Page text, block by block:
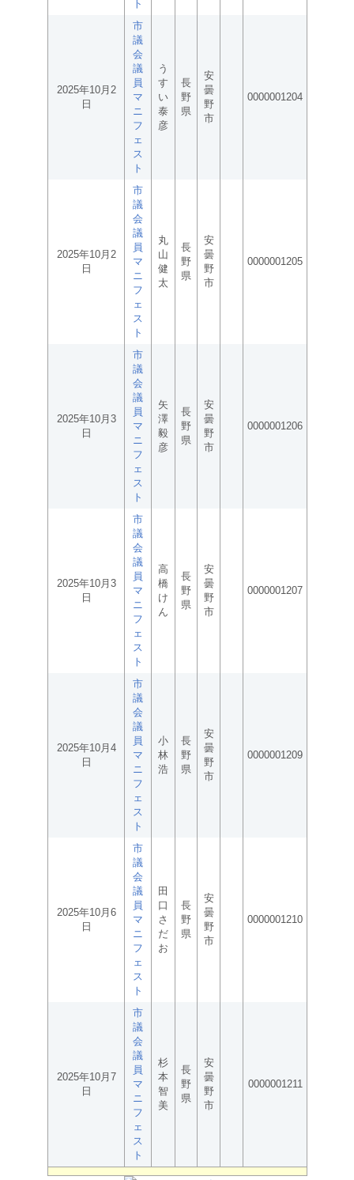
ト
2025年10月2
日
市
議
会
議
員
マ
ニ
フ
ェ
ス
ト
う
す
い
泰
彦
長
野
県
安
曇
野
市
0000001204
2025年10月2
日
市
議
会
議
員
マ
ニ
フ
ェ
ス
ト
丸
山
健
太
長
野
県
安
曇
野
市
0000001205
2025年10月3
日
市
議
会
議
員
マ
ニ
フ
ェ
ス
ト
矢
澤
毅
彦
長
野
県
安
曇
野
市
0000001206
2025年10月3
日
市
議
会
議
員
マ
ニ
フ
ェ
ス
ト
高
橋
け
ん
長
野
県
安
曇
野
市
0000001207
2025年10月4
日
市
議
会
議
員
マ
ニ
フ
ェ
ス
ト
小
林
浩
長
野
県
安
曇
野
市
0000001209
2025年10月6
日
市
議
会
議
員
マ
ニ
フ
ェ
ス
ト
田
口
さ
だ
お
長
野
県
安
曇
野
市
0000001210
2025年10月7
日
市
議
会
議
員
マ
ニ
フ
ェ
ス
ト
杉
本
智
美
長
野
県
安
曇
野
市
0000001211